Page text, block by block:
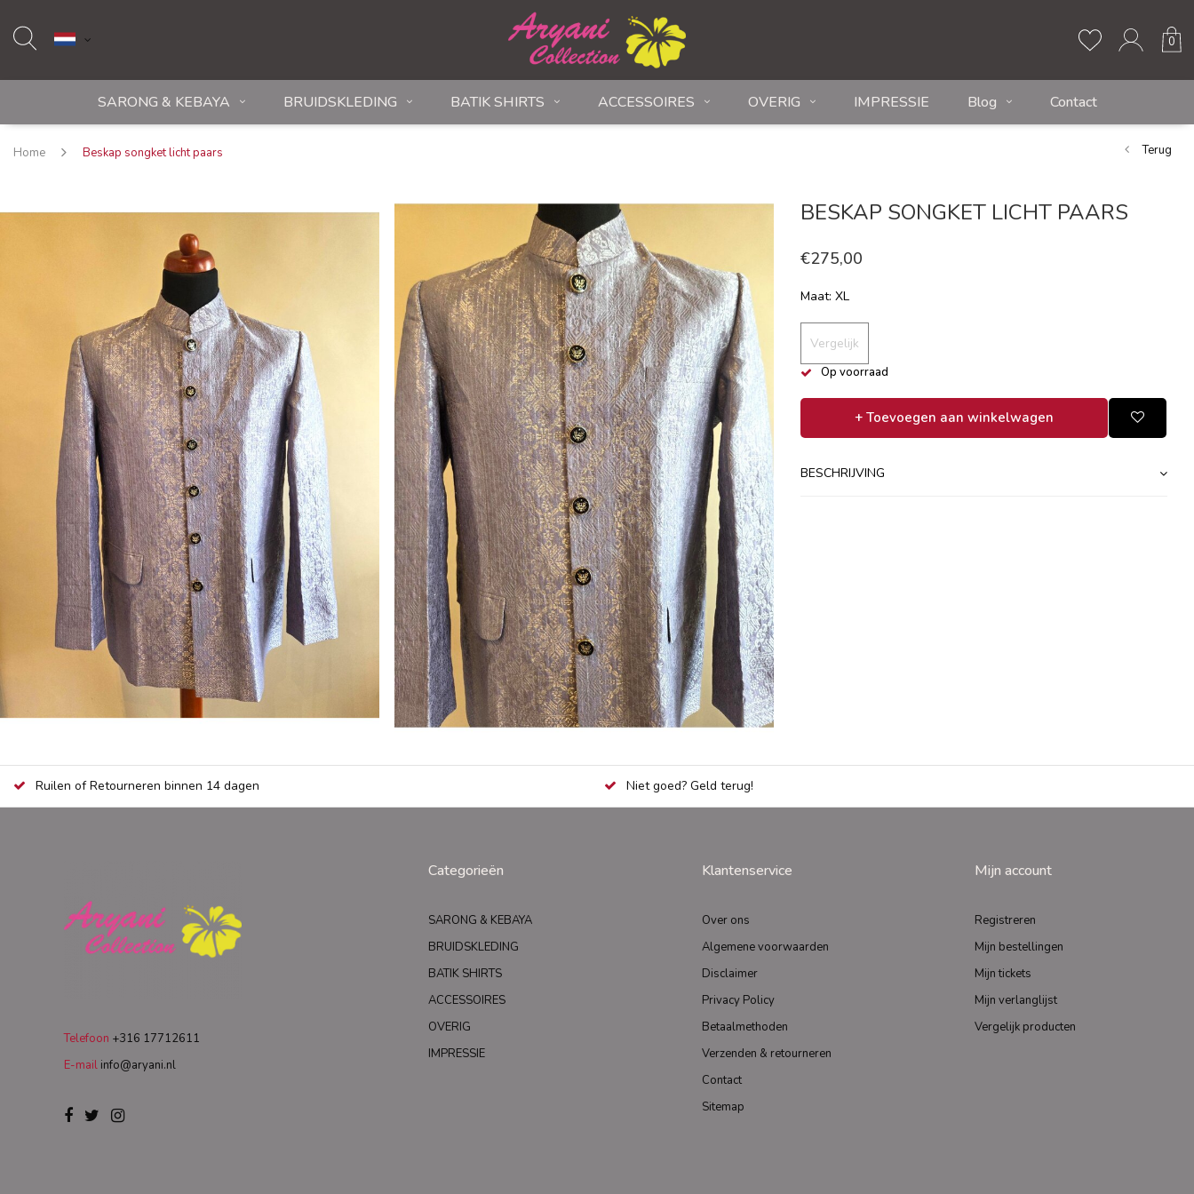
0
SARONG & KEBAYA BRUIDSKLEDING BATIK SHIRTS ACCESSOIRES OVERIG IMPRESSIE Blog Contact
Home Beskap songket licht paars Terug
BESKAP SONGKET LICHT PAARS
€275,00
Maat: XL
Vergelijk
Op voorraad
+ Toevoegen aan winkelwagen
BESCHRIJVING
Ruilen of Retourneren binnen 14 dagen Niet goed? Geld terug!
Telefoon +316 17712611
E-mail info@aryani.nl
Categorieën
SARONG & KEBAYA
BRUIDSKLEDING
BATIK SHIRTS
ACCESSOIRES
OVERIG
IMPRESSIE
Klantenservice
Over ons
Algemene voorwaarden
Disclaimer
Privacy Policy
Betaalmethoden
Verzenden & retourneren
Contact
Sitemap
Mijn account
Registreren
Mijn bestellingen
Mijn tickets
Mijn verlanglijst
Vergelijk producten